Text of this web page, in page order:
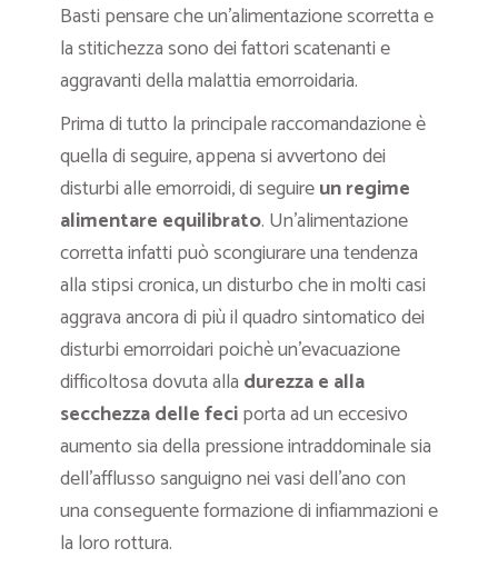
Basti pensare che un’alimentazione scorretta e
la stitichezza sono dei fattori scatenanti e
aggravanti della malattia emorroidaria.
Prima di tutto la principale raccomandazione è
quella di seguire, appena si avvertono dei
disturbi alle emorroidi, di seguireun regime
alimentare equilibrato. Un’alimentazione
corretta infatti può scongiurare una tendenza
alla stipsi cronica, un disturbo che in molti casi
aggrava ancora di più il quadro sintomatico dei
disturbi emorroidari poichè un’evacuazione
difficoltosa dovuta alla durezza e alla
secchezza delle feciporta ad un eccesivo
aumento sia della pressione intraddominale sia
dell’afflusso sanguigno nei vasi dell’ano con
una conseguente formazione di infiammazioni e
la loro rottura.